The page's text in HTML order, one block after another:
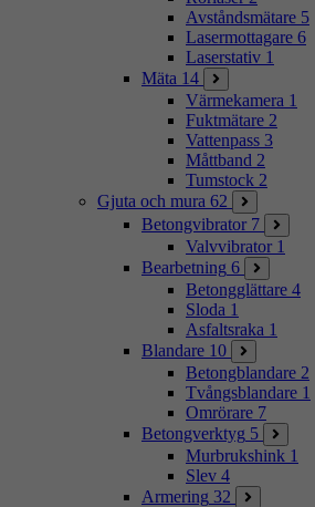
Avståndsmätare 5
Lasermottagare 6
Laserstativ 1
Mäta 14
Värmekamera 1
Fuktmätare 2
Vattenpass 3
Måttband 2
Tumstock 2
Gjuta och mura 62
Betongvibrator 7
Valvvibrator 1
Bearbetning 6
Betongglättare 4
Sloda 1
Asfaltsraka 1
Blandare 10
Betongblandare 2
Tvångsblandare 1
Omrörare 7
Betongverktyg 5
Murbrukshink 1
Slev 4
Armering 32